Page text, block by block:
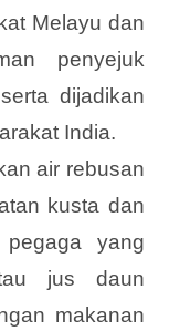
Melayu dan
penyejuk
dijadikan
India.
air rebusan
kusta dan
yang
jus daun
makanan